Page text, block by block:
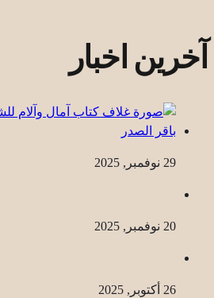
آخرین اخبار
29 نوفمبر, 2025
20 نوفمبر, 2025
26 أكتوبر, 2025